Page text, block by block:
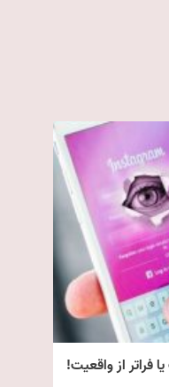
فراتر از واقعیت!